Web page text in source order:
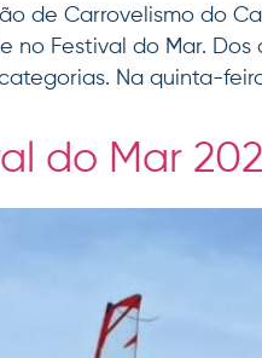
de Carrovelismo do
no Festival do Mar.
Na quinta-
do Mar